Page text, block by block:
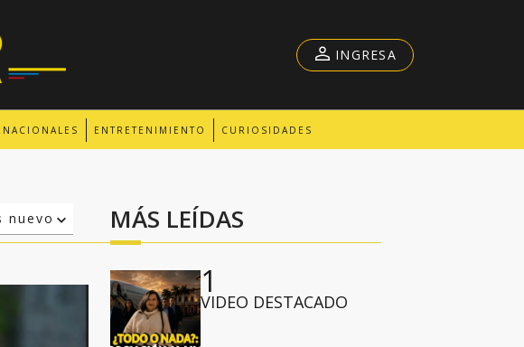
ENTRETENIMIENTO CURIOSIDADES
INGRESA
nuevo
MÁS LEÍDAS
1
VIDEO DESTACADO